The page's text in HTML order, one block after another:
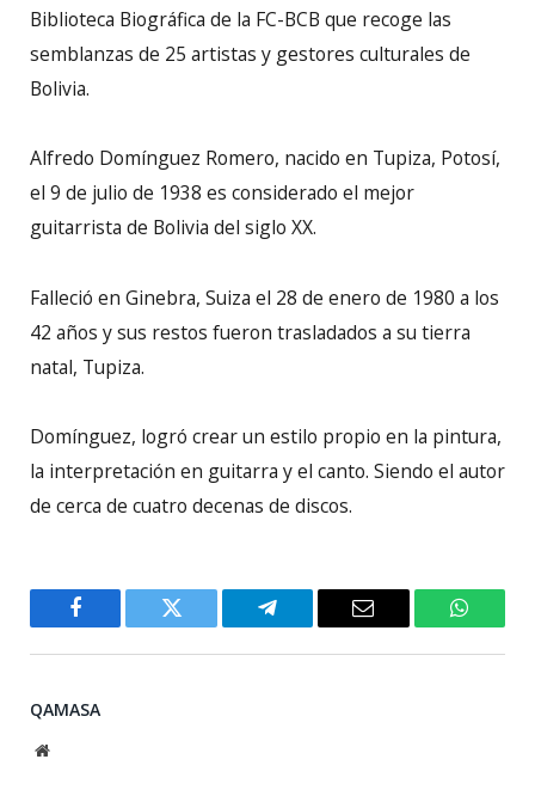
Biblioteca Biográfica de la FC-BCB que recoge las
semblanzas de 25 artistas y gestores culturales de
Bolivia.
Alfredo Domínguez Romero, nacido en Tupiza, Potosí,
el 9 de julio de 1938 es considerado el mejor
guitarrista de Bolivia del siglo XX.
Falleció en Ginebra, Suiza el 28 de enero de 1980 a los
42 años y sus restos fueron trasladados a su tierra
natal, Tupiza.
Domínguez, logró crear un estilo propio en la pintura,
la interpretación en guitarra y el canto. Siendo el autor
de cerca de cuatro decenas de discos.
Facebook Twitter Telegram Email
QAMASA
Website